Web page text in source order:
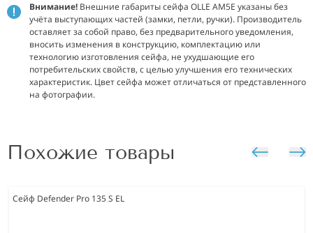
Внимание! Внешние габариты сейфа OLLE AM5E указаны без
учёта выступающих частей (замки, петли, ручки). Производитель
оставляет за собой право, без предварительного уведомления,
вносить изменения в конструкцию, комплектацию или
технологию изготовления сейфа, не ухудшающие его
потребительских свойств, с целью улучшения его технических
характеристик. Цвет сейфа может отличаться от представленного
на фотографии.
Похожие товары
Сейф Defender Pro 135 S EL